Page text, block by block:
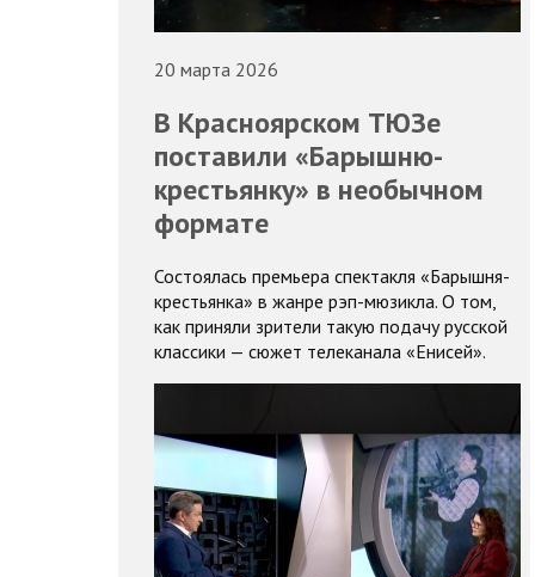
20 марта 2026
В Красноярском ТЮЗе
поставили «Барышню-
крестьянку» в необычном
формате
Состоялась премьера спектакля «Барышня-
крестьянка» в жанре рэп-мюзикла. О том,
как приняли зрители такую подачу русской
классики — сюжет телеканала «Енисей».